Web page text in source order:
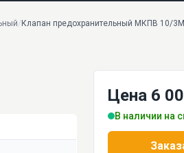
/ Клапан предохранительный МКПВ 10/
Цена 6
В наличии на